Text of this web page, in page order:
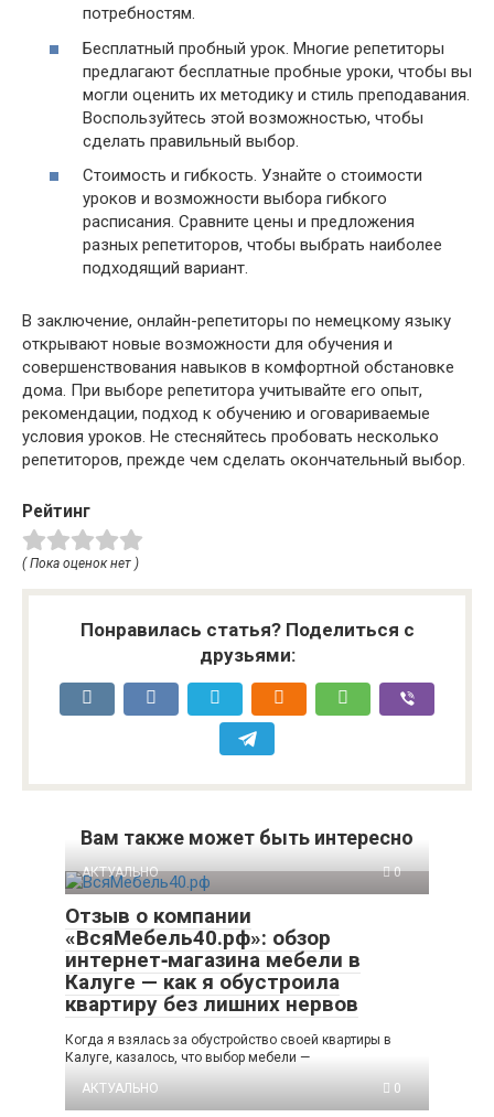
потребностям.
Бесплатный пробный урок. Многие репетиторы
предлагают бесплатные пробные уроки, чтобы вы
могли оценить их методику и стиль преподавания.
Воспользуйтесь этой возможностью, чтобы
сделать правильный выбор.
Стоимость и гибкость. Узнайте о стоимости
уроков и возможности выбора гибкого
расписания. Сравните цены и предложения
разных репетиторов, чтобы выбрать наиболее
подходящий вариант.
В заключение, онлайн-репетиторы по немецкому языку
открывают новые возможности для обучения и
совершенствования навыков в комфортной обстановке
дома. При выборе репетитора учитывайте его опыт,
рекомендации, подход к обучению и оговариваемые
условия уроков. Не стесняйтесь пробовать несколько
репетиторов, прежде чем сделать окончательный выбор.
Рейтинг
( Пока оценок нет )
Понравилась статья? Поделиться с
друзьями:
Вам также может быть интересно
АКТУАЛЬНО 0
Отзыв о компании
«ВсяМебель40.рф»: обзор
интернет‑магазина мебели в
Калуге — как я обустроила
квартиру без лишних нервов
Когда я взялась за обустройство своей квартиры в
Калуге, казалось, что выбор мебели —
АКТУАЛЬНО
0